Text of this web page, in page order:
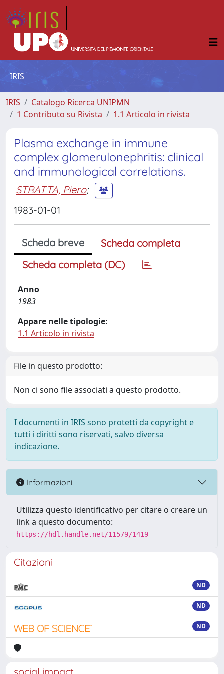
IRIS
IRIS
Catalogo Ricerca UNIPMN
1 Contributo su Rivista
1.1 Articolo in rivista
Plasma exchange in immune
complex glomerulonephritis: clinical
and immunological correlations.
STRATTA, Piero;
1983-01-01
Scheda breve
Scheda completa
Scheda completa (DC)
Anno
1983
Appare nelle tipologie:
1.1 Articolo in rivista
File in questo prodotto:
Non ci sono file associati a questo prodotto.
I documenti in IRIS sono protetti da copyright e
tutti i diritti sono riservati, salvo diversa
indicazione.
Informazioni
Utilizza questo identificativo per citare o creare un
link a questo documento:
https://hdl.handle.net/11579/1419
Citazioni
ND
ND
ND